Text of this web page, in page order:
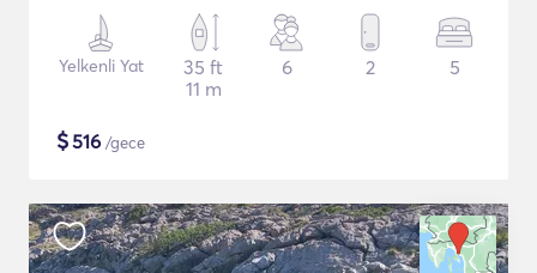
Yelkenli Yat
35 ft
11 m
6 2 5
$516 /gece